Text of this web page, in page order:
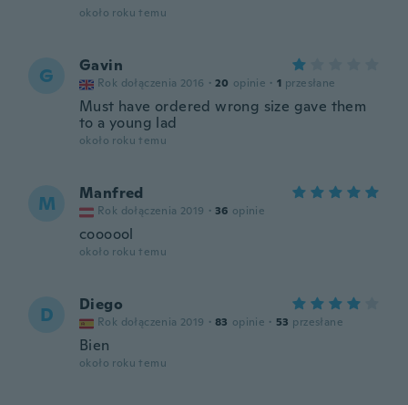
około roku temu
G Gavin
Rok dołączenia 2016 · 20 opinie · 1 przesłane
Must have ordered wrong size gave them
to a young lad
około roku temu
M Manfred
Rok dołączenia 2019 · 36 opinie
coooool
około roku temu
D Diego
Rok dołączenia 2019 · 83 opinie · 53 przesłane
Bien
około roku temu